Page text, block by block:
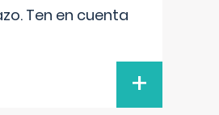
Ten en cuenta
+